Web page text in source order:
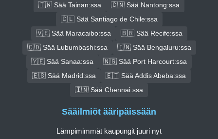
🇹🇼 Sää Tainan:ssa
🇨🇳 Sää Nantong:ssa
🇨🇱 Sää Santiago de Chile:ssa
🇻🇪 Sää Maracaibo:ssa
🇧🇷 Sää Recife:ssa
🇨🇩 Sää Lubumbashi:ssa
🇮🇳 Sää Bengaluru:ssa
🇾🇪 Sää Sanaa:ssa
🇳🇬 Sää Port Harcourt:ssa
🇪🇸 Sää Madrid:ssa
🇪🇹 Sää Addis Abeba:ssa
🇮🇳 Sää Chennai:ssa
Sääilmiöt ääripäissään
Lämpimimmät kaupungit juuri nyt